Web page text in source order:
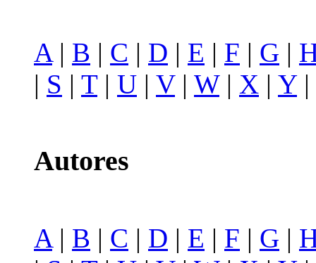
A | B | C | D | E | F | G |
| S | T| U | V| W| X | Y|
Autores
A| B | C | D | E | F | G |